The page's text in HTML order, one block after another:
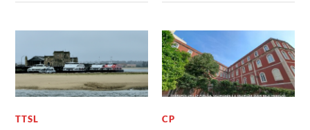
TTSL CP